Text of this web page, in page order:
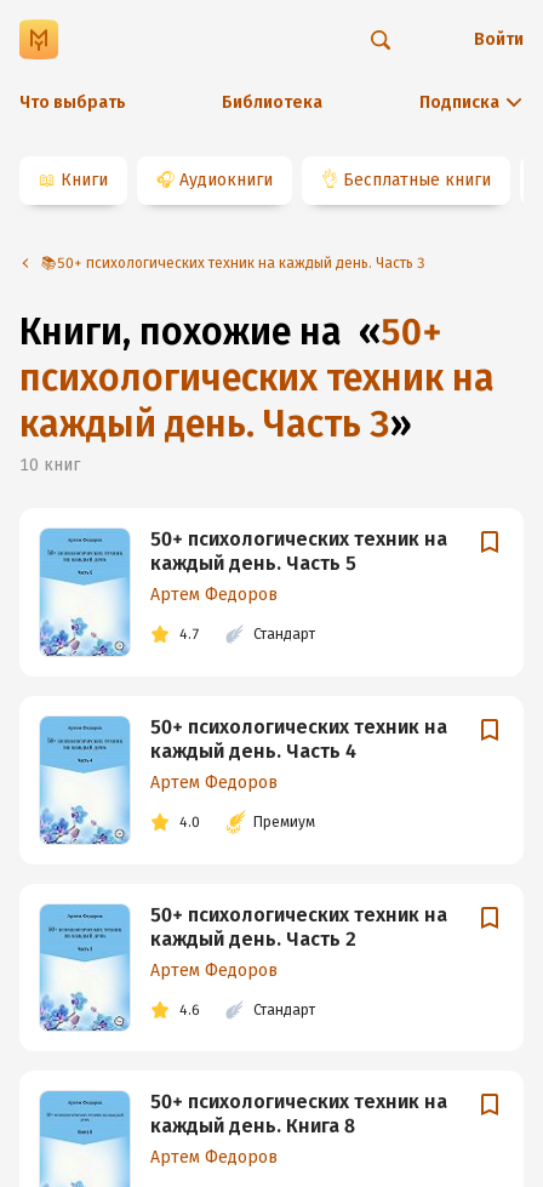
Что выбрать Библиотека Подписка
Войти
📖 Книги 🎧 Аудиокниги 👌 Бесплатные книги
📚50+ психологических техник на каждый день. Часть 3
Книги, похожие на «50+
психологических техник на
каждый день. Часть 3»
10 книг
50+ психологических техник на
каждый день. Часть 5
Артем Федоров
4.7 Стандарт
50+ психологических техник на
каждый день. Часть 4
Артем Федоров
4.0 Премиум
50+ психологических техник на
каждый день. Часть 2
Артем Федоров
4.6 Стандарт
50+ психологических техник на
каждый день. Книга 8
Артем Федоров